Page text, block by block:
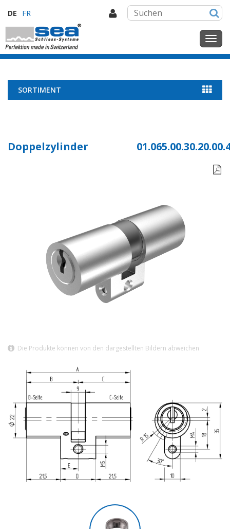
DE FR
SORTIMENT
Doppelzylinder

Die Produkte können von den dargestellten Bildern abweichen